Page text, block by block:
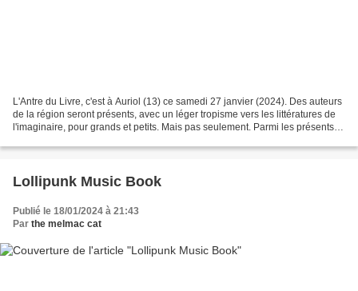
L'Antre du Livre, c'est à Auriol (13) ce samedi 27 janvier (2024). Des auteurs
de la région seront présents, avec un léger tropisme vers les littératures de
l'imaginaire, pour grands et petits. Mais pas seulement. Parmi les présents,
Lollipunk Music Book
Publié le 18/01/2024 à 21:43
Par the melmac cat